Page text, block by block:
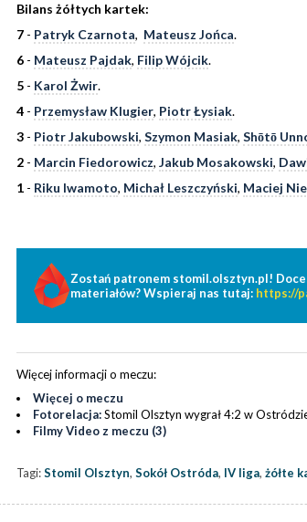
Bilans żółtych kartek:
7 - Patryk Czarnota, Mateusz Jońca.
6 - Mateusz Pajdak, Filip Wójcik.
5 - Karol Żwir.
4 - Przemysław Klugier, Piotr Łysiak.
3 - Piotr Jakubowski, Szymon Masiak, Shōtō
2 - Marcin Fiedorowicz, Jakub Mosakowski,
1 - Riku Iwamoto, Michał Leszczyński, Maciej
Zostań patronem stomil.olsztyn.pl!
materiałów? Wspieraj nas tutaj: https://
Więcej informacji o meczu:
Więcej o meczu
Fotorelacja:Stomil Olsztyn wygrał 4:2 w
Filmy Video z meczu (3)
Tagi:Stomil Olsztyn, Sokół Ostróda, IV liga, żółte